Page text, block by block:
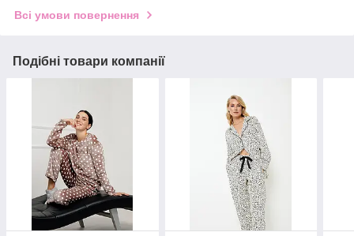
Всі умови повернення
Подібні товари компанії